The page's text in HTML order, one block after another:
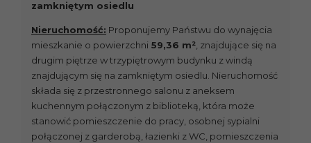
zamkniętym osiedlu
Nieruchomość: Proponujemy Państwu do wynajęcia
mieszkanie o powierzchni 59,36 m² , znajdujące się na
drugim piętrze w trzypiętrowym budynku z windą
znajdującym się na zamkniętym osiedlu. Nieruchomość
składa się z przestronnego salonu z aneksem
kuchennym połączonym z biblioteką, która może
stanowić pomieszczenie do pracy, osobnej sypialni
połączonej z garderobą, łazienki z WC, pomieszczenia